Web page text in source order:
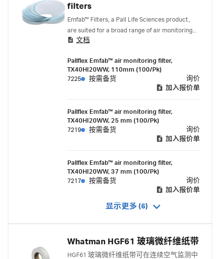
filters
Emfab™ Filters, a Pall Life Sciences product,
are suited for a broad range of air monitoring
applications.
文档
Pallflex Emfab™ air monitoring filter,
TX40HI20WW, 110mm (100/Pk)
7225
按需备货
询价
加入报价单
Pallflex Emfab™ air monitoring filter,
TX40HI20WW, 25 mm (100/Pk)
7219
按需备货
询价
加入报价单
Pallflex Emfab™ air monitoring filter,
TX40HI20WW, 37 mm (100/Pk)
7217
按需备货
询价
加入报价单
显示更多 (6)
Whatman HGF61 玻璃微纤维纸带
HGF61 玻璃微纤维纸带可在连续空气监测中